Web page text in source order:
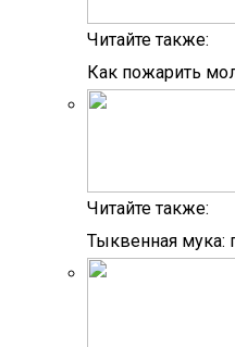
Читайте также:
Как пожарить
Читайте также:
Тыквенная мука: